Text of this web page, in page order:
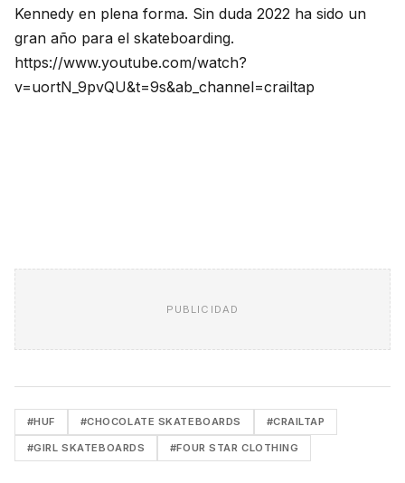
Kennedy en plena forma. Sin duda 2022 ha sido un
gran año para el skateboarding.
https://www.youtube.com/watch?
v=uortN_9pvQU&t=9s&ab_channel=crailtap
PUBLICIDAD
#HUF #CHOCOLATE SKATEBOARDS #CRAILTAP
#GIRL SKATEBOARDS #FOUR STAR CLOTHING